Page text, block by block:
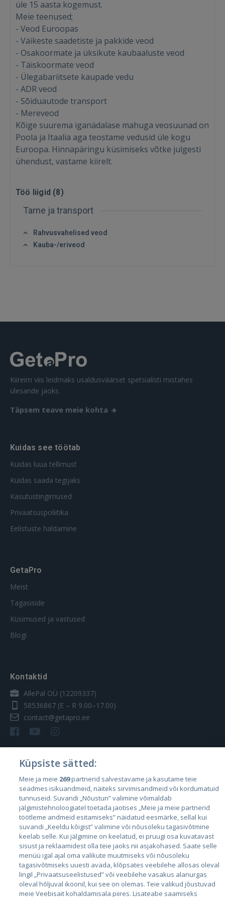
üle 15 aasta kogemust.
Meie teenused;
- Veod Euroopas
- Väikeste saadetiste ja pakkide veod
- Osakoormate ja üksikute kaubaaluste veod
- Täiskoormate veod
- Ülegabariitsete kaupade vedu
- ADR veod
- Sõiduautode transport
- Mereveod
Kõige suurema iganädalase mahuga veosuunad on
Poola ja Itaalia aga teostame vedusid üle kogu
Euroopa. Hinnapäringu küsimiseks võtke julgesti
ühendust, vastame kiirelt.
Töö liigid (8)
Tarne ja transport
Rahvusvahelised veod
Kauba-/eriveod
Kiireim viis leidmaks usaldusväärset spetsialisti mistahes
ülesande jaoks.
Täpsem teave meie kohta
Kuidas see töötab
Kuidas luua tellimust
Kuidas saada tegijaks
Kasutustingimused
Privaatsuspoliitika
Eelistuste haldamine
GetaPro
Meist
Tagasiside
Küsimused ja vastused
Blogi
Kontaktid
AllePal OÜ (12209337)
58536867 (E – R 9.00–17.00)
contact@getapro.ee
Riigid
Eesti
Läti
Leedu
Küpsiste sätted:
Meie ja meie 269partnerid salvestavame ja kasutame teie
seadmes isikuandmeid, näiteks sirvimisandmeid või kordumatuid
tunnuseid. Suvandi „Nõustun” valimine võimaldab
jälgimistehnoloogiatel toetada jaotises „Meie ja meie partnerid
töötleme andmeid esitamiseks” näidatud eesmärke, sellal kui
suvandi „Keeldu kõigist” valimine või nõusoleku tagasivõtmine
keelab selle. Kui jälgimine on keelatud, ei pruugi osa kuvatavast
sisust ja reklaamidest olla teie jaoks nii asjakohased. Saate selle
menüü igal ajal oma valikute muutmiseks või nõusoleku
tagasivõtmiseks uuesti avada, klõpsates veebilehe allosas oleval
lingil „Privaatsuseelistused” või veebilehe vasakus alanurgas
oleval hõljuval ikoonil, kui see on olemas. Teie valikud jõustuvad
meie Veebisait kohaldamisala piires. Lisateabe saamiseks